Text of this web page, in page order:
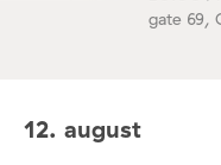
gate 69,
12. august